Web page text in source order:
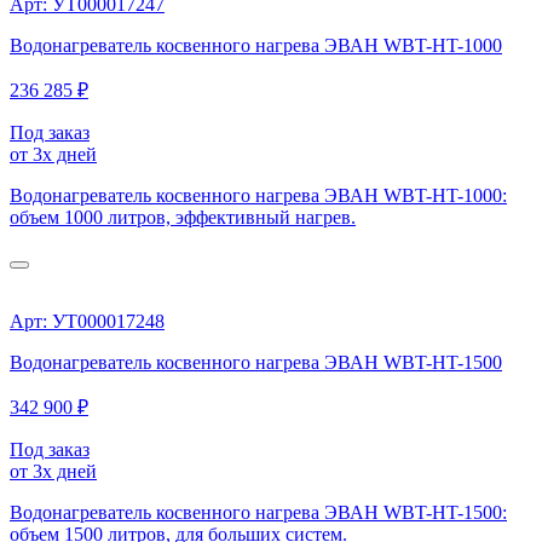
Водонагреватель косвенного нагрева ЭВАН WBT-HT-1000
236 285 ₽
Под заказ
от 3х дней
Водонагреватель косвенного нагрева ЭВАН WBT-HT-1000:
объем 1000 литров, эффективный нагрев.
Арт: УТ000017248
Водонагреватель косвенного нагрева ЭВАН WBT-HT-1500
342 900 ₽
Под заказ
от 3х дней
Водонагреватель косвенного нагрева ЭВАН WBT-HT-1500:
объем 1500 литров, для больших систем.